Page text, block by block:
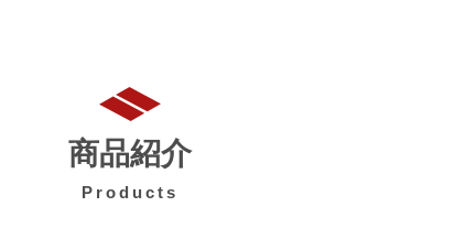
商品紹介
Products